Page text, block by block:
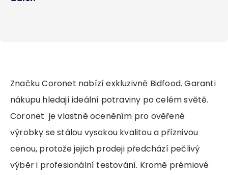
Značku Coronet nabízí exkluzivně Bidfood. Garanti
nákupu hledají ideální potraviny po celém světě.
Coronet je vlastně oceněním pro ověřené
výrobky se stálou vysokou kvalitou a příznivou
cenou, protože jejich prodeji předchází pečlivý
výběr i profesionální testování. Kromě prémiové